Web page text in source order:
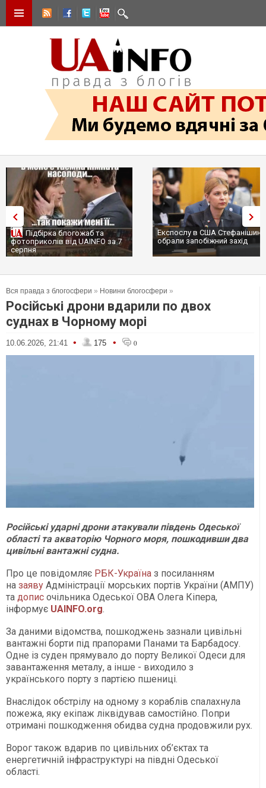
Підбірка блогожаб та
фотоприколів від UAINFO за 7
серпня
Експослу в США
обрали запобіжний захід
Вся правда з блогосфери » Новини блогосфери »
Російські дрони вдарили по двох
суднах в Чорному морі
10.06.2026, 21:41 • 175 • 0
Російські ударні дрони атакували південь Одеської
області та акваторію Чорного моря, пошкодивши два
цивільні вантажні судна.
Про це повідомляє РБК-Україна з посиланням
на заяву Адміністрації морських портів України (АМПУ)
та допис очільника Одеської ОВА Олега Кіпера,
інформує UAINFO.org.
За даними відомства, пошкоджень зазнали цивільні
вантажні борти під прапорами Панами та Барбадосу.
Одне із суден прямувало до порту Великої Одеси для
завантаження металу, а інше - виходило з
українського порту з партією пшениці.
Внаслідок обстрілу на одному з кораблів спалахнула
пожежа, яку екіпаж ліквідував самостійно. Попри
отримані пошкодження обидва судна продовжили рух.
Ворог також вдарив по цивільних об’єктах та
енергетичній інфраструктурі на півдні Одеської
області.